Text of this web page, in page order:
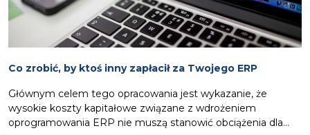
Co zrobić, by ktoś inny zapłacił za Twojego ERP
Głównym celem tego opracowania jest wykazanie, że
wysokie koszty kapitałowe związane z wdrożeniem
oprogramowania ERP nie muszą stanowić obciążenia dla...